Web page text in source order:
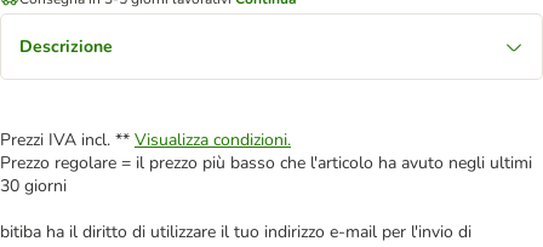
Descrizione
Prezzi IVA incl. ** Visualizza condizioni.
Prezzo regolare = il prezzo più basso che l'articolo ha avuto negli ultimi
30 giorni
bitiba ha il diritto di utilizzare il tuo indirizzo e-mail per l'invio di